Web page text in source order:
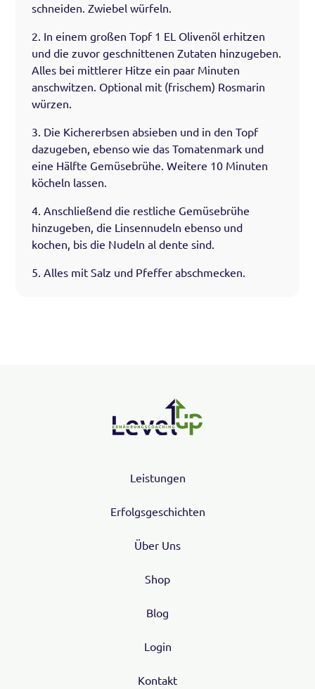
schneiden. Zwiebel würfeln.
2. In einem großen Topf 1 EL Olivenöl erhitzen
und die zuvor geschnittenen Zutaten hinzugeben.
Alles bei mittlerer Hitze ein paar Minuten
anschwitzen. Optional mit (frischem) Rosmarin
würzen.
3. Die Kichererbsen absieben und in den Topf
dazugeben, ebenso wie das Tomatenmark und
eine Hälfte Gemüsebrühe. Weitere 10 Minuten
köcheln lassen.
4. Anschließend die restliche Gemüsebrühe
hinzugeben, die Linsennudeln ebenso und
kochen, bis die Nudeln al dente sind.
5. Alles mit Salz und Pfeffer abschmecken.
Leistungen
Erfolgsgeschichten
Über Uns
Shop
Blog
Login
Kontakt